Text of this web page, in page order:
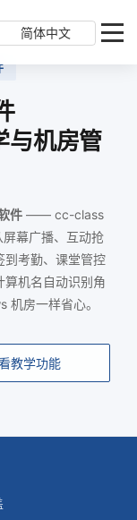
简体中文
机房管
件 —— cc-class
幕广播、互动抢
到考勤、课堂管控
算机名自动识别角
房一样省心。
教学功能